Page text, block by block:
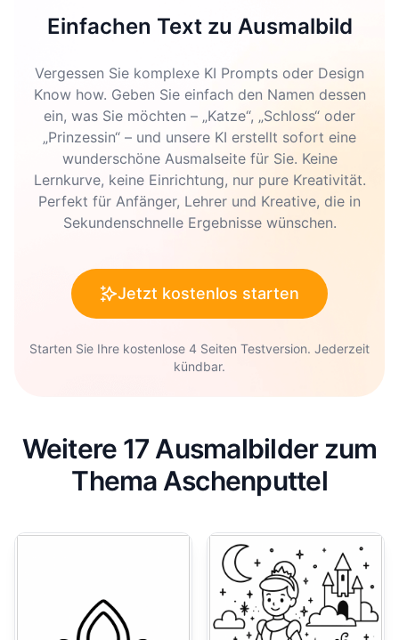
Einfachen Text zu Ausmalbild
Vergessen Sie komplexe KI Prompts oder Design
Know how. Geben Sie einfach den Namen dessen
ein, was Sie möchten – „Katze“, „Schloss“ oder
„Prinzessin“ – und unsere KI erstellt sofort eine
wunderschöne Ausmalseite für Sie. Keine
Lernkurve, keine Einrichtung, nur pure Kreativität.
Perfekt für Anfänger, Lehrer und Kreative, die in
Sekundenschnelle Ergebnisse wünschen.
Jetzt kostenlos starten
Starten Sie Ihre kostenlose 4 Seiten Testversion. Jederzeit
kündbar.
Weitere 17 Ausmalbilder zum
Thema Aschenputtel